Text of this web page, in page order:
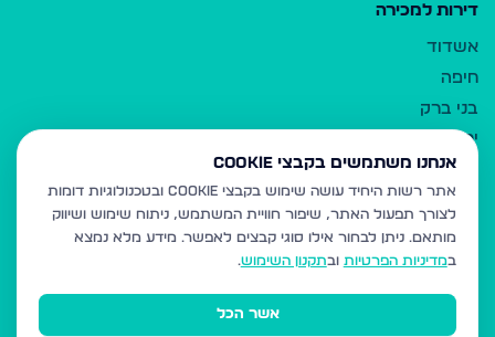
דירות למכירה
אשדוד
חיפה
בני ברק
ירושלים
אלעד
גבעת זאב
בית שמש
רכסים
מודיעין עילית
אנחנו משתמשים בקבצי Cookie
אתר רשות היחיד עושה שימוש בקבצי Cookie ובטכנולוגיות דומות
לצורך תפעול האתר, שיפור חוויית המשתמש, ניתוח שימוש ושיווק
מותאם. ניתן לבחור אילו סוגי קבצים לאפשר. מידע מלא נמצא
במדיניות הפרטיות ובתקנון השימוש.
אשר הכל